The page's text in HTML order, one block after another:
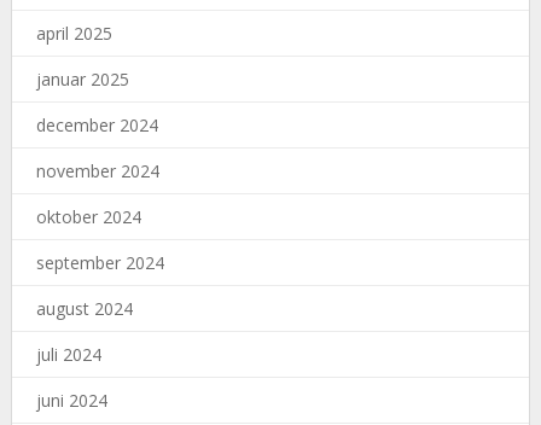
april 2025
januar 2025
december 2024
november 2024
oktober 2024
september 2024
august 2024
juli 2024
juni 2024